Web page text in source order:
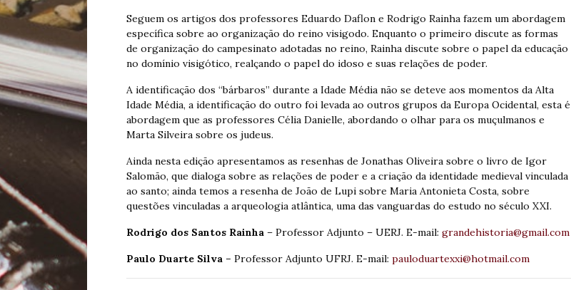
Seguem os artigos dos professores Eduardo Daflon e Rodrigo Rainha fazem um abordagem
específica sobre ao organização do reino visigodo. Enquanto o primeiro discute as formas
de organização do campesinato adotadas no reino, Rainha discute sobre o papel da educação
no domínio visigótico, realçando o papel do idoso e suas relações de poder.
A identificação dos “bárbaros” durante a Idade Média não se deteve aos momentos da Alta
Idade Média, a identificação do outro foi levada ao outros grupos da Europa Ocidental, esta é
abordagem que as professores Célia Danielle, abordando o olhar para os muçulmanos e
Marta Silveira sobre os judeus.
Ainda nesta edição apresentamos as resenhas de Jonathas Oliveira sobre o livro de Igor
Salomão, que dialoga sobre as relações de poder e a criação da identidade medieval vinculada
ao santo; ainda temos a resenha de João de Lupi sobre Maria Antonieta Costa, sobre
questões vinculadas a arqueologia atlântica, uma das vanguardas do estudo no século XXI.
Rodrigo dos Santos Rainha – Professor Adjunto – UERJ. E-mail: grandehistoria@gmail.com
Paulo Duarte Silva – Professor Adjunto UFRJ. E-mail: pauloduartexxi@hotmail.com